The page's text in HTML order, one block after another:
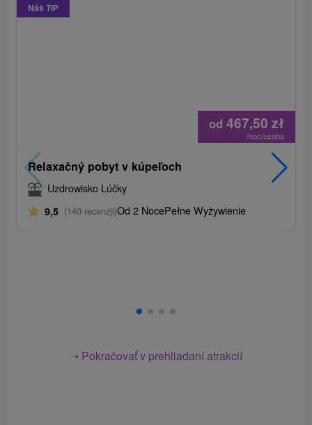
Náš TIP
od 467,50zł
/noc/osoba
Relaxačný pobyt v kúpeľoch
Uzdrowisko Lúčky
9,5 (140 recenzji)Od 2 NocePełne Wyżywienie
➝ Pokračovať v prehliadaní atrakcií